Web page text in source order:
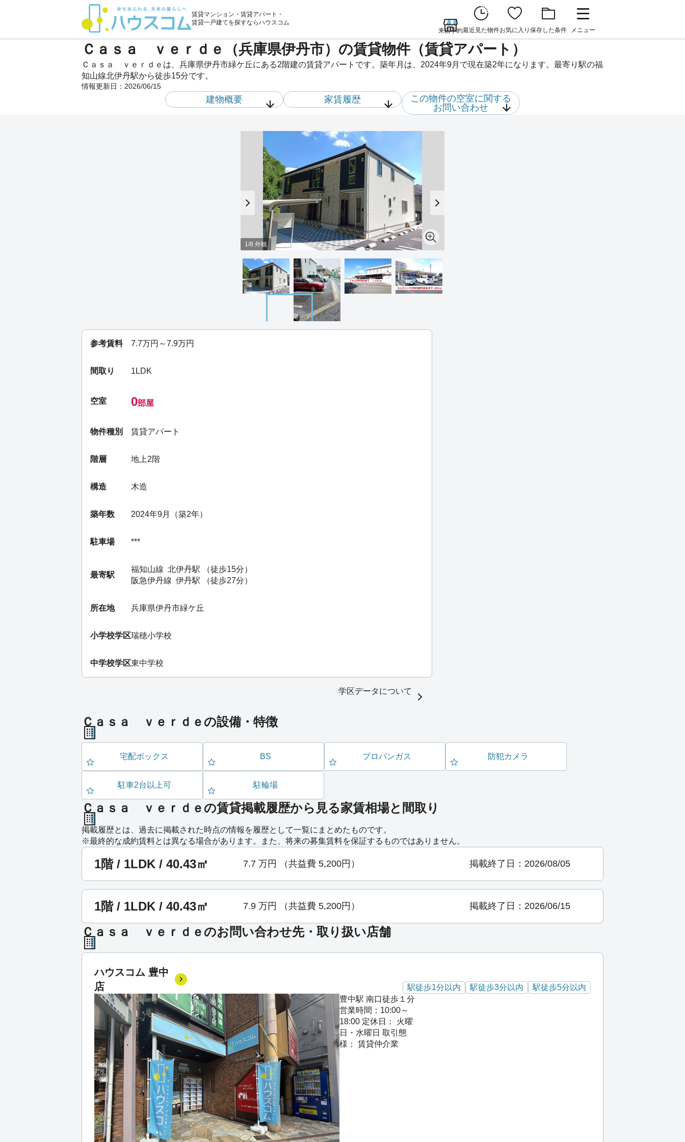
賃貸マンション・賃貸アパート・
賃貸一戸建てを探すならハウスコム
来店予約最近見た物件お気に入り 保存した条件 メニュー
Ｃａｓａ ｖｅｒｄｅ（兵庫県伊丹市）の賃貸物件（賃貸アパート）
Ｃａｓａ ｖｅｒｄｅは、兵庫県伊丹市緑ケ丘にある2階建の賃貸アパートです。築年月は、2024年9月で現在築2年になります。最寄り駅の福
知山線北伊丹駅から徒歩15分です。
情報更新日： 2026/06/15
建物概要 家賃履歴
この物件の空室に関する
お問い合わせ
1/8 外観
参考賃料 7.7万円～7.9万円
間取り 1LDK
空室 0部屋
物件種別 賃貸アパート
階層 地上2階
構造 木造
築年数 2024年9月（築2年）
駐車場 ***
最寄駅
福知山線 北伊丹駅 （徒歩15分）
阪急伊丹線 伊丹駅 （徒歩27分）
所在地 兵庫県伊丹市緑ケ丘
小学校学区瑞穂小学校
中学校学区東中学校
学区データについて
Ｃａｓａ ｖｅｒｄｅの設備・特徴
宅配ボックス BS プロパンガス 防犯カメラ
駐車2台以上可 駐輪場
Ｃａｓａ ｖｅｒｄｅの賃貸掲載履歴から見る家賃相場と間取り
掲載履歴とは、過去に掲載された時点の情報を履歴として一覧にまとめたものです。
※最終的な成約賃料とは異なる場合があります。また、将来の募集賃料を保証するものではありません。
1階 / 1LDK / 40.43㎡ 7.7 万円 （共益費 5,200円） 掲載終了日：2026/08/05
1階 / 1LDK / 40.43㎡ 7.9 万円 （共益費 5,200円） 掲載終了日：2026/06/15
Ｃａｓａ ｖｅｒｄｅのお問い合わせ先・取り扱い店舗
ハウスコム 豊中
店
駅徒歩1分以内 駅徒歩3分以内
駅徒歩5分以内
豊中駅 南口徒歩１分
営業時間：10:00～
18:00 定休日： 火曜
日・水曜日取引態
様： 賃貸仲介業